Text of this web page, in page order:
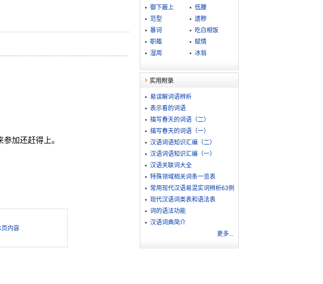
加还赶得上。
页内容
御下蔽上
低腰
范型
遗秽
暴诃
吃白相饭
职胾
赋情
湿周
冰翁
实用附录
易误解词语辨析
表示看的词语
描写春天的词语（二）
描写春天的词语（一）
汉语词语知识汇编（二）
汉语词语知识汇编（一）
汉语关联词大全
特殊领域相关词条一览表
常用现代汉语易混实词辨析63例
现代汉语词类表和语法表
词的语法功能
汉语词典简介
更多...